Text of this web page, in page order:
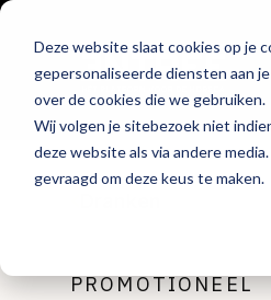
Deze website slaat cookies op je
gepersonaliseerde diensten aan
over de cookies die we gebruiken.
Wij volgen je sitebezoek niet
deze website als via andere
gevraagd om deze keus te maken.
PROMOTIONEEL